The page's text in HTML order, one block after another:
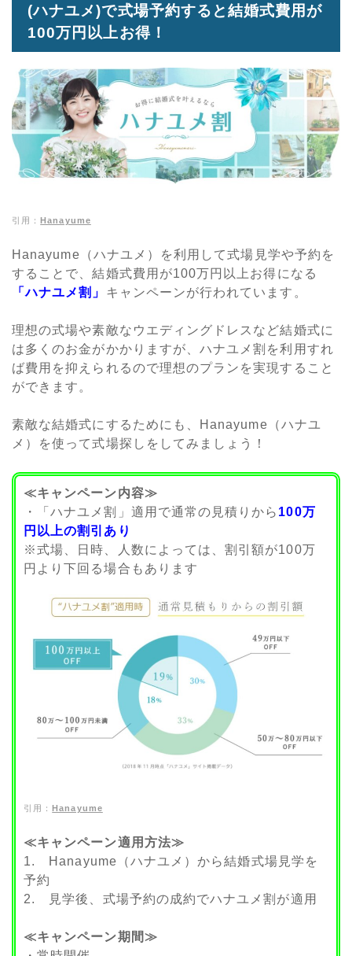
(ハナユメ)で式場予約すると結婚式費用が
100万円以上お得！
引用： Hanayume
Hanayume（ハナユメ）を利用して式場見学や予約を
することで、結婚式費用が100万円以上お得になる
「ハナユメ割」 キャンペーンが行われています。
理想の式場や素敵なウエディングドレスなど結婚式に
は多くのお金がかかりますが、ハナユメ割を利用すれ
ば費用を抑えられるので理想のプランを実現すること
ができます。
素敵な結婚式にするためにも、Hanayume（ハナユ
メ）を使って式場探しをしてみましょう！
≪キャンペーン内容≫
・「ハナユメ割」適用で通常の見積りから 100万
円以上の割引あり
※式場、日時、人数によっては、割引額が100万
円より下回る場合もあります
引用： Hanayume
≪キャンペーン適用方法≫
1. Hanayume（ハナユメ）から結婚式場見学を
予約
2. 見学後、式場予約の成約でハナユメ割が適用
≪キャンペーン期間≫